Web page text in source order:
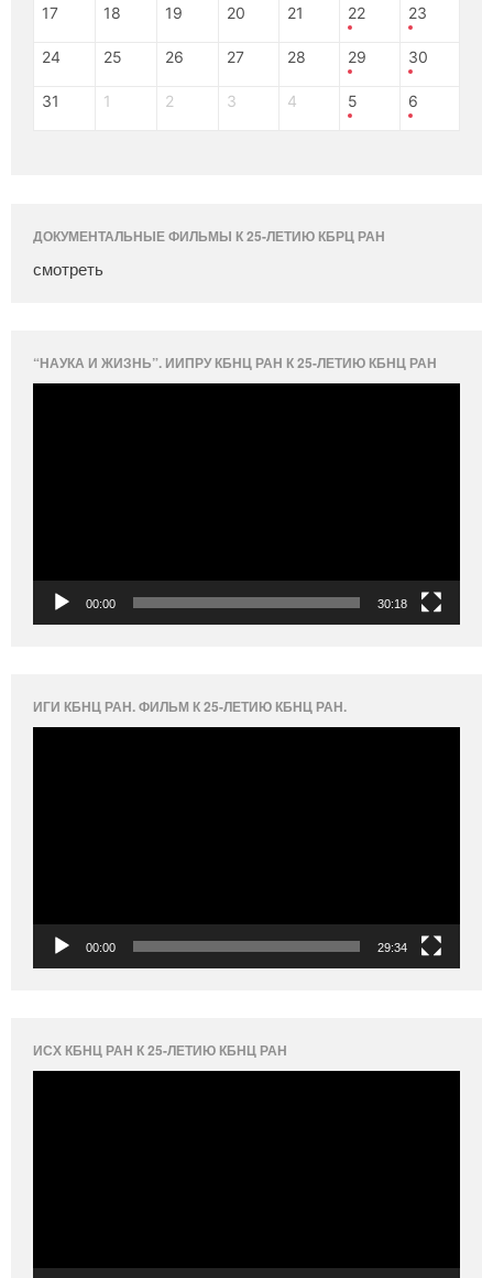
17 18 19 20 21 22 23
24 25 26 27 28 29 30
31 1 2 3 4 5 6
ДОКУМЕНТАЛЬНЫЕ ФИЛЬМЫ К 25-ЛЕТИЮ КБРЦ РАН
смотреть
“НАУКА И ЖИЗНЬ”. ИИПРУ КБНЦ РАН К 25-ЛЕТИЮ КБНЦ РАН
00:00 30:18
ИГИ КБНЦ РАН. ФИЛЬМ К 25-ЛЕТИЮ КБНЦ РАН.
00:00 29:34
ИСХ КБНЦ РАН К 25-ЛЕТИЮ КБНЦ РАН